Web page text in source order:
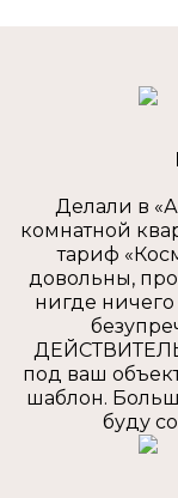
Делали в
комнатной
тариф
довольны,
нигде ничего
под ваш
шаблон.
буду